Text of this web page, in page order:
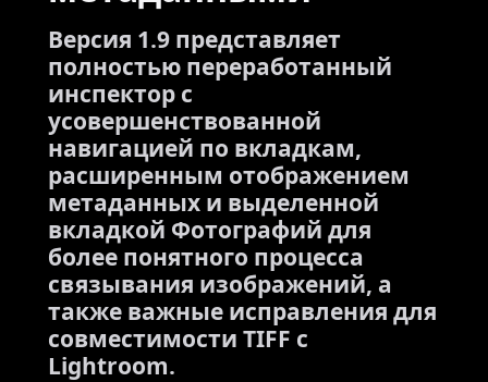
Версия 1.9 представляет
полностью переработанный
инспектор с
усовершенствованной
навигацией по вкладкам,
расширенным отображением
метаданных и выделенной
вкладкой Фотографий для
более понятного процесса
связывания изображений, а
также важные исправления для
совместимости TIFF с
Lightroom.